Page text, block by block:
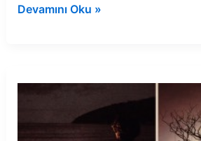
Rüyada
edildiğini
Devamını Oku »